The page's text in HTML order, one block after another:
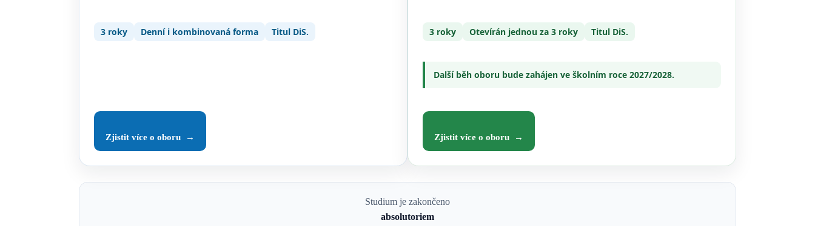
3 roky Denní i kombinovaná forma Titul DiS.
Zjistit více o oboru →
3 roky Otevírán jednou za 3 roky Titul DiS.
Další běh oboru bude zahájen ve školním roce 2027/2028.
Zjistit více o oboru →
Studium je zakončeno
absolutoriem